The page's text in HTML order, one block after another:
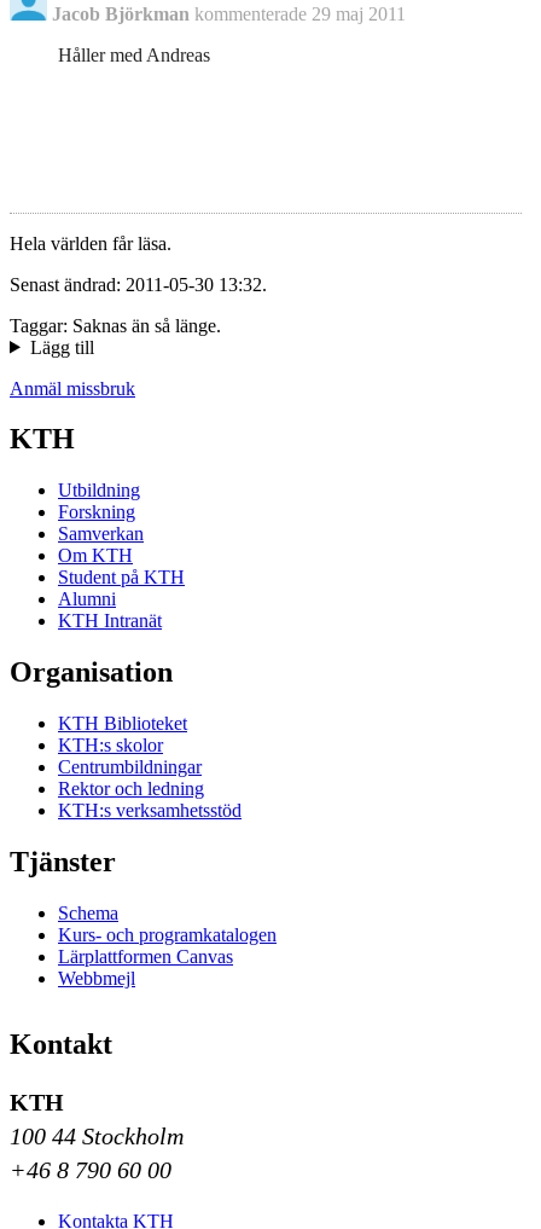
Jacob Björkman kommenterade 29 maj 2011
Håller med Andreas
Hela världen får läsa.
Senast ändrad: 2011-05-30 13:32.
Taggar: Saknas än så länge.
Lägg till
Anmäl missbruk
KTH
Utbildning
Forskning
Samverkan
Om KTH
Student på KTH
Alumni
KTH Intranät
Organisation
KTH Biblioteket
KTH:s skolor
Centrumbildningar
Rektor och ledning
KTH:s verksamhetsstöd
Tjänster
Schema
Kurs- och programkatalogen
Lärplattformen Canvas
Webbmejl
Kontakt
KTH
100 44 Stockholm
+46 8 790 60 00
Kontakta KTH